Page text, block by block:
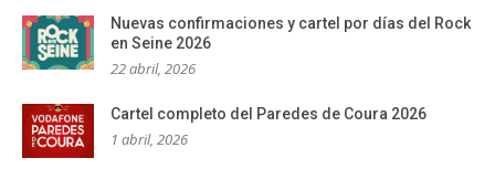
Nuevas confirmaciones y cartel por días del Rock
en Seine 2026
22 abril, 2026
Cartel completo del Paredes de Coura 2026
1 abril, 2026